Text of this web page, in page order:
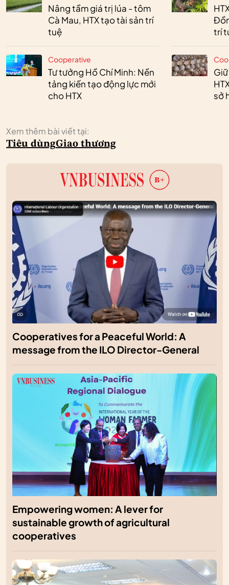
Nâng tầm giá trị lúa - tôm
Cà Mau, HTX tạo tài sản trí
tuệ
Cooperative
Tư tưởng Hồ Chí Minh: Nền
tảng kiến tạo động lực mới
cho HTX
trí
sở
Xem thêm bài viết tại:
Tiêu dùngGiao thương
Cooperatives for a Peaceful World: A
message from the ILO Director-General
Empowering women: A lever for
sustainable growth of agricultural
cooperatives